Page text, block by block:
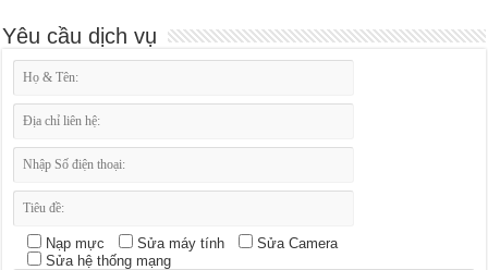
Yêu cầu dịch vụ
Nạp mực Sửa máy tính
Sửa Camera
Sửa hệ thống mạng